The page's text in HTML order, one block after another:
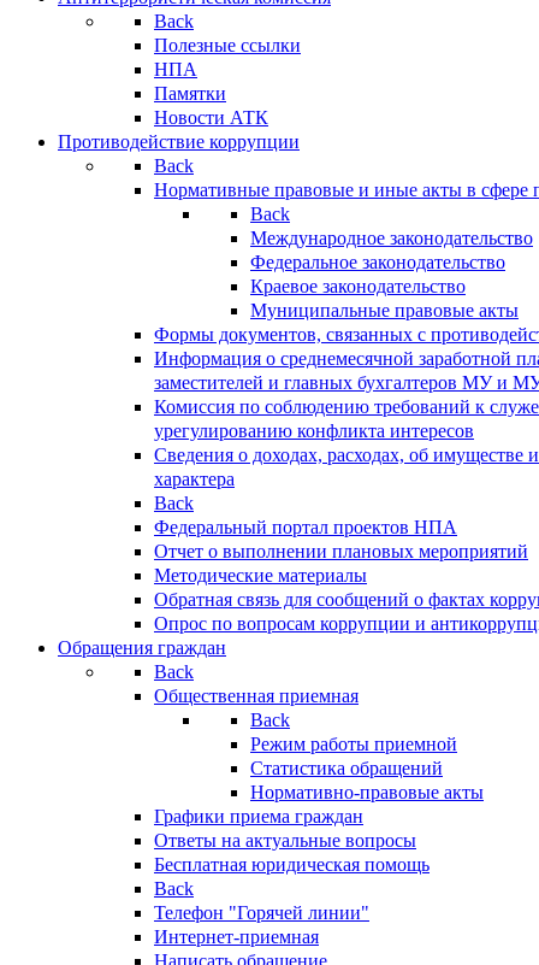
Back
Полезные ссылки
НПА
Памятки
Новости АТК
Противодействие коррупции
Back
Нормативные правовые и иные акты в сфере
Back
Международное законодательство
Федеральное законодательство
Краевое законодательство
Муниципальные правовые акты
Формы документов, связанных с
Информация о среднемесячной заработной
заместителей и главных бухгалтеров МУ и
Комиссия по соблюдению требований к
урегулированию конфликта интересов
Сведения о доходах, расходах, об имуществе
характера
Back
Федеральный портал проектов НПА
Отчет о выполнении плановых мероприятий
Методические материалы
Обратная связь для сообщений о фактах
Опрос по вопросам коррупции и
Обращения граждан
Back
Общественная приемная
Back
Режим работы приемной
Статистика обращений
Нормативно-правовые акты
Графики приема граждан
Ответы на актуальные вопросы
Бесплатная юридическая помощь
Back
Телефон "Горячей линии"
Интернет-приемная
Написать обращение